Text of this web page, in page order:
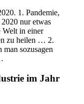
1. Pandemie,
nur etwas
Welt in einer
zu heilen … 2.
sozusagen
im Jahr